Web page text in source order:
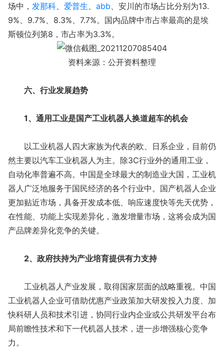
场中， 发那科、 爱普生、 abb、安川的市场占比分别为13.
9%、9.7%、8.3%、7.7%。国内品牌中市占率最高的是埃
斯顿位列第8，市占率为3.3%。
资料来源：公开资料整理
六、行业发展趋势
1、通用工业是国产工业机器人换道超车的机会
以工业机器人四大家族为代表的欧、日系企业，目前仍
然主要以汽车工业机器人为主。除3C行业外的通用工业，
自动化率普遍不高。中国是全球最大的制造业大国，工业机
器人广泛地服务于国民经济的各个行业中。国产机器人企业
更加贴近市场，具备开发成本低、响应速度快等先天优势，
在性能、功能上实现差异化，激发增量市场，这将会成为国
产品牌差异化竞争的关键。
2、政府扶持为产业培育提供有力支持
工业机器人产业发展，取得国家层面的战略重视。中国
工业机器人企业可借助优惠产业政策加大研发投入力度、加
快科研人员和技术引进，协同行业内企业或公共研发平台布
局前瞻性技术和下一代机器人技术，进一步增强核心竞争
力。